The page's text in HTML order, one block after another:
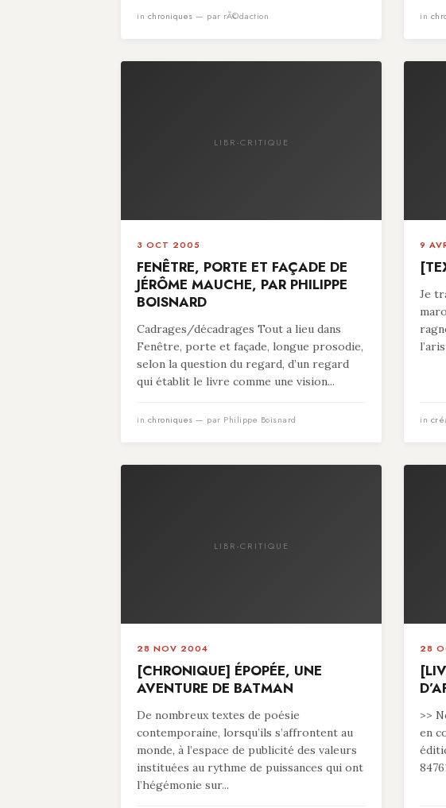
in chroniques — par rÃ©daction in
LIBR-CRITIQUE
3 OCT 2005
FENÊTRE, PORTE ET FAÇADE DE
JÉRÔME MAUCHE, PAR PHILIPPE
BOISNARD
Cadrages/décadrages Tout a lieu dans
Fenêtre, porte et façade, longue prosodie,
selon la question du regard, d’un regard
qui établit le livre comme une vision...
in chroniques — par Philippe Boisnard
9
Je
in
LIBR-CRITIQUE
28 NOV 2004
[CHRONIQUE] ÉPOPÉE, UNE
AVENTURE DE BATMAN
De nombreux textes de poésie
contemporaine, lorsqu’ils s’affrontent au
monde, à l’espace de publicité des valeurs
instituées au rythme de puissances qui ont
l’hégémonie sur...
28
>>
en